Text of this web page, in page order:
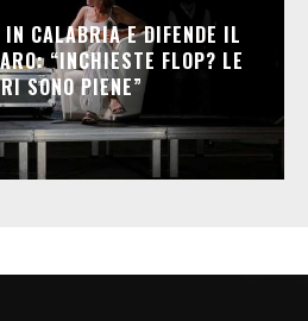
CALABRIA E DIFENDE IL
“INCHIESTE FLOP? LE
SONO PIENE”